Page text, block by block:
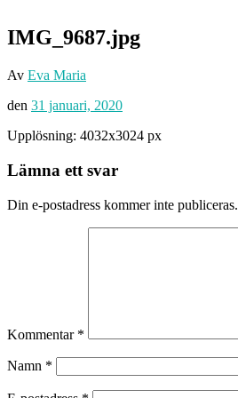
IMG_9687.jpg
Av Eva Maria
den 31 januari, 2020
Upplösning: 4032x3024 px
Lämna ett svar
Din e-postadress kommer inte publiceras.
Kommentar *
Namn *